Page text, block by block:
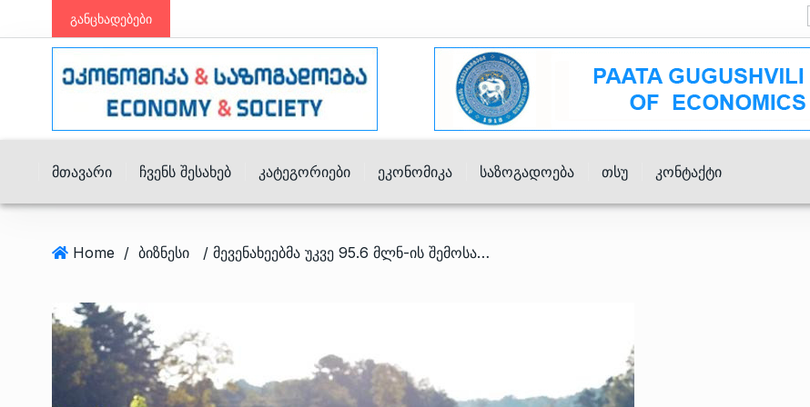
განცხადებები
Მთავარი Ჩვენს Შესახებ Კატეგორიები Ეკონომიკა Საზოგადოება Თსუ Კონტაქტი
Home / ბიზნესი / მევენახეებმა უკვე 95.6 მლნ-ის შემოსავალი მიიღეს – როგორ მიმდინარეობს რთველი?